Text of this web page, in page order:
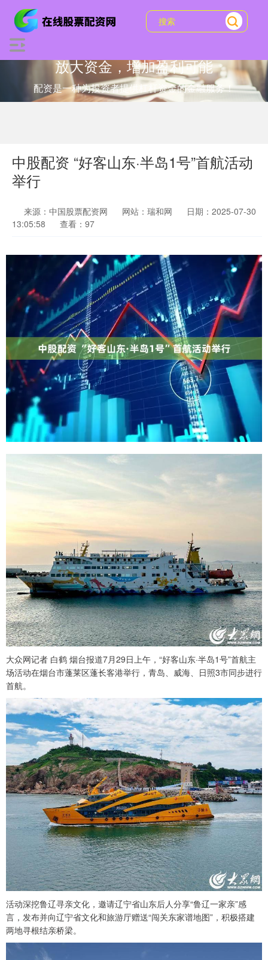
放大资金，增加盈利可能
配资是一种为投资者提供杠杆资金的金融服务！
中股配资 “好客山东·半岛1号”首航活动
举行
来源：中国股票配资网 网站：瑞和网
日期：2025-07-30
13:05:58
查看：97
大众网记者 白鹤 烟台报道7月29日上午，“好客山东·半岛1号”首航主
场活动在烟台市蓬莱区蓬长客港举行，青岛、威海、日照3市同步进行
首航。
活动深挖鲁辽寻亲文化，邀请辽宁省山东后人分享“鲁辽一家亲”感
言，发布并向辽宁省文化和旅游厅赠送“闯关东家谱地图”，积极搭建
两地寻根结亲桥梁。